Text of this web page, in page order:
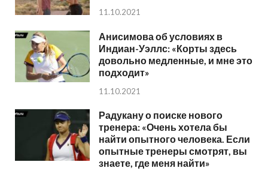
11.10.2021
Анисимова об условиях в
Индиан-Уэллс: «Корты здесь
довольно медленные, и мне это
подходит»
11.10.2021
Радукану о поиске нового
тренера: «Очень хотела бы
найти опытного человека. Если
опытные тренеры смотрят, вы
знаете, где меня найти»